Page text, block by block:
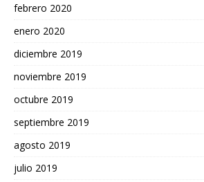
febrero 2020
enero 2020
diciembre 2019
noviembre 2019
octubre 2019
septiembre 2019
agosto 2019
julio 2019